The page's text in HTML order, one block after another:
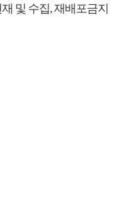
및 수집, 재배포금지